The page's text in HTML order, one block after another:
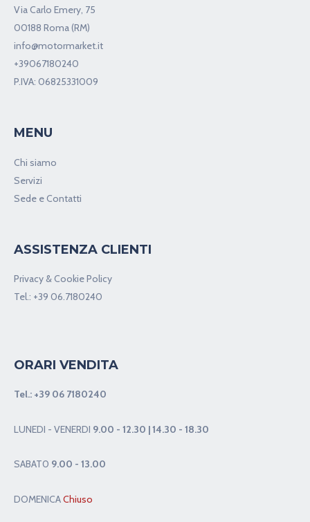
Via Carlo Emery, 75
00188 Roma (RM)
info@motormarket.it
+39067180240
P.IVA: 06825331009
MENU
Chi siamo
Servizi
Sede e Contatti
ASSISTENZA CLIENTI
Privacy & Cookie Policy
Tel.: +39 06.7180240
ORARI VENDITA
Tel.: +39 06 7180240
LUNEDI - VENERDI 9.00 - 12.30 | 14.30 - 18.30
SABAT0 9.00 - 13.00
DOMENICAChiuso